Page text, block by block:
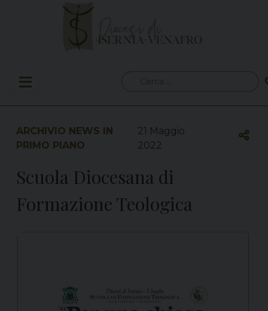
per:
ARCHIVIO NEWS IN
PRIMO PIANO
21 Maggio
2022
Scuola Diocesana di
Formazione Teologica